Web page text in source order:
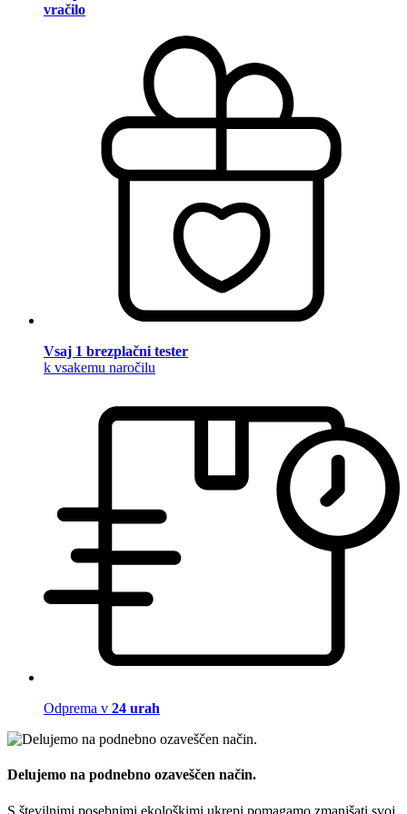
vračilo
Vsaj 1 brezplačni tester
k vsakemu naročilu
Odprema v 24 urah
Delujemo na podnebno ozaveščen način.
S številnimi posebnimi ekološkimi ukrepi pomagamo zmanjšati svoj